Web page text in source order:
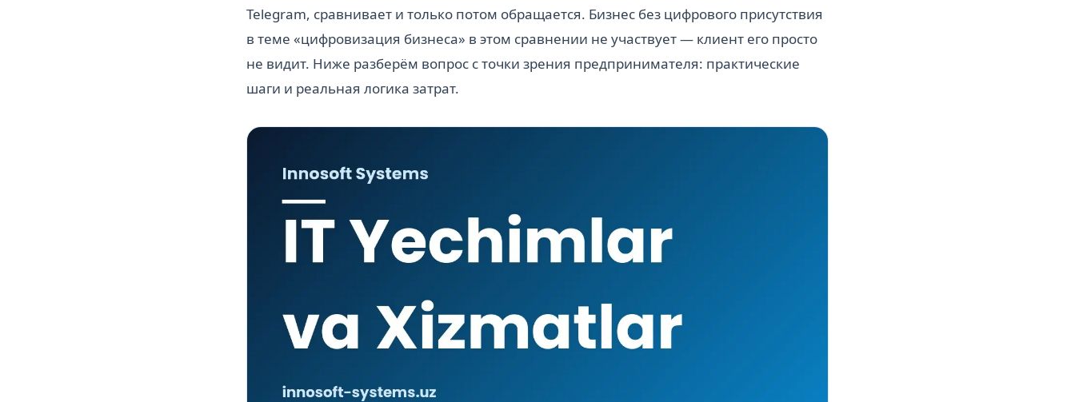
Telegram, сравнивает и только потом обращается. Бизнес без цифрового присутствия
в теме «цифровизация бизнеса» в этом сравнении не участвует — клиент его просто
не видит. Ниже разберём вопрос с точки зрения предпринимателя: практические
шаги и реальная логика затрат.